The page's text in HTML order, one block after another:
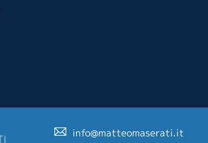
info@matteomaserati.it